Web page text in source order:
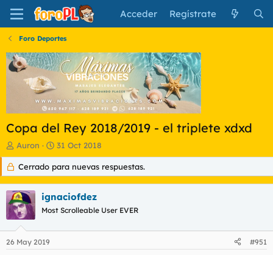
Acceder Regístrate
Foro Deportes
Copa del Rey 2018/2019 - el triplete xdxd
I
n
c
i
a
d
o
r
d
Auron
F
e
c
h
d
e
n
31 Oct 2018
Cerrado para nuevas respuestas.
ignaciofdez
Most Scrolleable User EVER
26 May 2019 #951